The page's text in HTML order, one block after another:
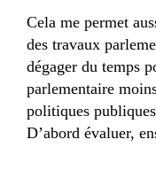
Cela me permet
des travaux
dégager du temps
parlementaire
politiques
D’abord évaluer,